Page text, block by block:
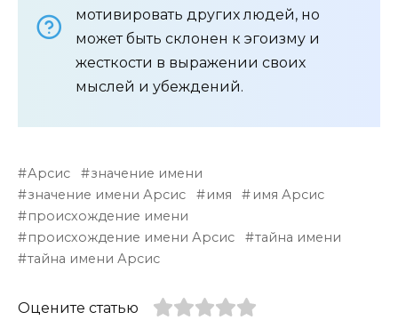
мотивировать других людей, но
может быть склонен к эгоизму и
жесткости в выражении своих
мыслей и убеждений.
Арсис
значение имени
значение имени Арсис
имя
имя Арсис
происхождение имени
происхождение имени Арсис
тайна имени
тайна имени Арсис
Оцените статью